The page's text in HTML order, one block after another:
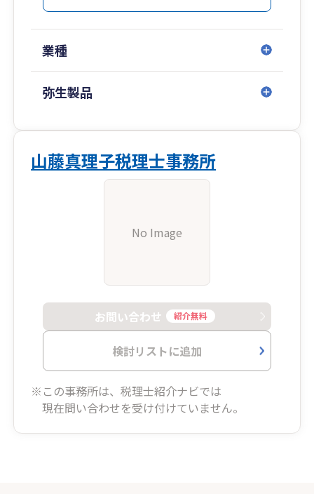
業種
弥生製品
山藤真理子税理士事務所
No Image
お問い合わせ 紹介無料
検討リストに追加
※この事務所は、税理士紹介ナビでは
現在問い合わせを受け付けていません。